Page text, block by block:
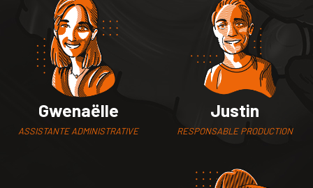
Gwenaëlle
ASSISTANTE ADMINISTRATIVE
Justin
RESPONSABLE PRODUCTION